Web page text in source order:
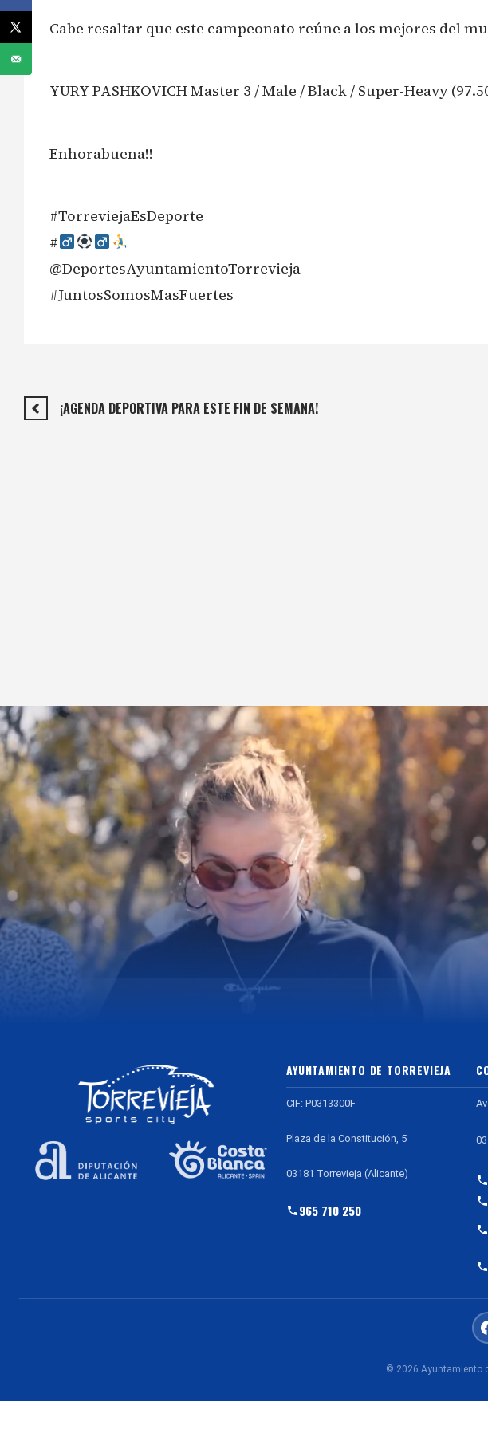
Cabe resaltar que este campeonato reúne a los mejores del
YURY PASHKOVICH Master 3 / Male / Black / Super-Heavy
Enhorabuena!!
#TorreviejaEsDeporte
#‍
@DeportesAyuntamientoTorrevieja
#JuntosSomosMasFuertes
¡AGENDA DEPORTIVA PARA ESTE FIN DE SEMANA!
AYUNTAMIENTO DE TORREVIEJA
CIF: P0313300F
Plaza de la Constitución, 5
03181 Torrevieja (Alicante)
965 710 250
© 2026 Ayuntamiento